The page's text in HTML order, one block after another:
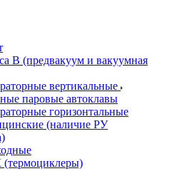
B (предвакуум и вакуумная
вертикальные
паровые автоклавы
горизонтальные
(наличие РУ